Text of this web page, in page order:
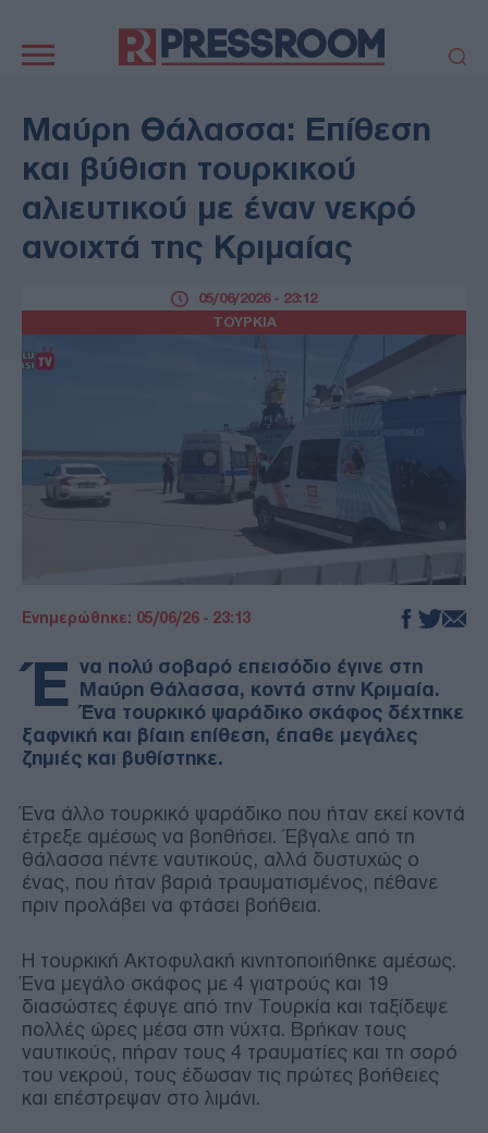
πλοήγηση
ΠΟΛΙΤΙΚΗ
ΤΟΥΡΚΙΑ
ΟΙΚΟΝΟΜΙΑ
ΕΚΚΛΗΣΙΑ
ΑΜΥΝΑ
ΔΙΕΘΝΗ
ΚΥΠΡΟΣ
MEDIA
LIFESTYLE
AUTO - MOTO
ΓΑΣΤΡΟΝΟΜΙΑ
ΥΓΕΙΑ
ΖΩΔΙΑ
Μαύρη Θάλασσα: Επίθεση
και βύθιση τουρκικού
αλιευτικού με έναν νεκρό
ανοιχτά της Κριμαίας
ΤΟΥΡΚΙΑ
05/06/2026 - 23:12
Ενημερώθηκε: 05/06/26 - 23:13
Έ να πολύ σοβαρό επεισόδιο έγινε στη
Μαύρη Θάλασσα, κοντά στην Κριμαία.
Ένα τουρκικό ψαράδικο σκάφος δέχτηκε
ξαφνική και βίαιη επίθεση, έπαθε μεγάλες
ζημιές και βυθίστηκε.
Ένα άλλο τουρκικό ψαράδικο που ήταν εκεί κοντά
έτρεξε αμέσως να βοηθήσει. Έβγαλε από τη
θάλασσα πέντε ναυτικούς, αλλά δυστυχώς ο
ένας, που ήταν βαριά τραυματισμένος, πέθανε
πριν προλάβει να φτάσει βοήθεια.
Η τουρκική Ακτοφυλακή κινητοποιήθηκε αμέσως.
Ένα μεγάλο σκάφος με 4 γιατρούς και 19
διασώστες έφυγε από την Τουρκία και ταξίδεψε
πολλές ώρες μέσα στη νύχτα. Βρήκαν τους
ναυτικούς, πήραν τους 4 τραυματίες και τη σορό
του νεκρού, τους έδωσαν τις πρώτες βοήθειες
και επέστρεψαν στο λιμάνι.